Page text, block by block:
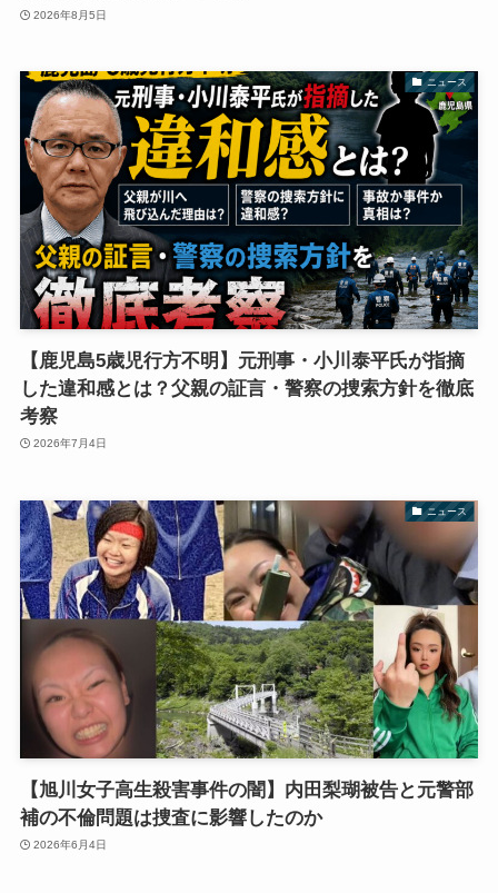
2026年8月5日
ニュース
【鹿児島5歳児行方不明】元刑事・小川泰平氏が指摘
した違和感とは？父親の証言・警察の捜索方針を徹底
考察
2026年7月4日
ニュース
【旭川女子高生殺害事件の闇】内田梨瑚被告と元警部
補の不倫問題は捜査に影響したのか
2026年6月4日